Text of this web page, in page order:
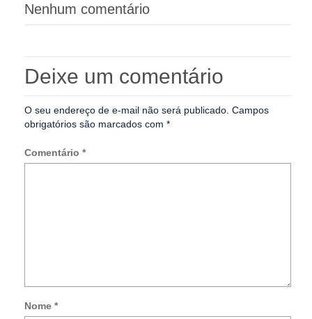
Nenhum comentário
Deixe um comentário
O seu endereço de e-mail não será publicado. Campos
obrigatórios são marcados com *
Comentário *
Nome *